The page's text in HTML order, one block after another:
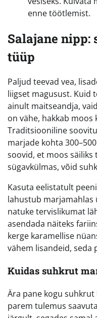
enne töötlemist.
Salajane nipp:
tüüp
Paljud teevad vea,
liigset magusust.
ainult maitseandja,
on vähe, hakkab
Traditsiooniline
marjade kohta
soovid, et moos säiliks
sügavkülmas, võid
Kasuta eelistatult
lahustub marjamahlas
natuke tervislikumat
asendada näiteks
kerge karamellise
vähem lisandeid, seda
Kuidas suhkrut
Ära pane kogu
parem tulemus